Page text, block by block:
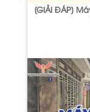
[GIẢI ĐÁP]